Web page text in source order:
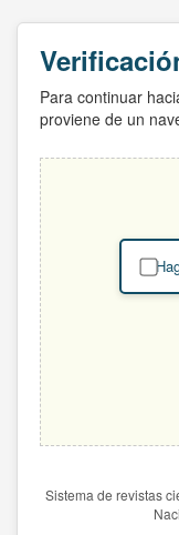
Para continuar
proviene de un
Sistema de revistas